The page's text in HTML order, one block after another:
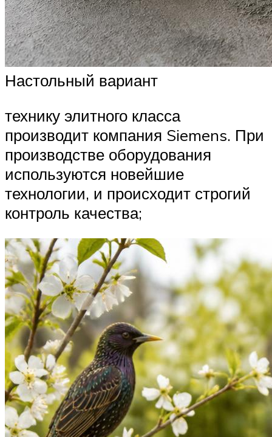
Настольный вариант
технику элитного класса
производит компания Siemens. При
производстве оборудования
используются новейшие
технологии, и происходит строгий
контроль качества;